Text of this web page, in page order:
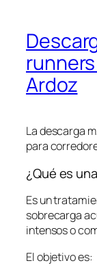
Ardoz
La descarga
para
¿Qué es
Es un
sobrecarga
intensos o
El objetivo es: